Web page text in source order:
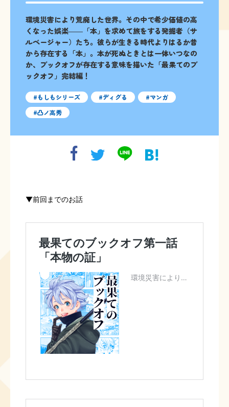
環境災害により荒廃した世界。その中で希少価値の高
くなった娯楽――「本」を求めて旅をする発掘者（サ
ルベージャー）たち。彼らが生きる時代よりはるか昔
から存在する「本」。本が死ぬときとは一体いつなの
か、ブックオフが存在する意味を描いた「最果てのブ
ックオフ」完結編！
もしもシリーズ ディグる
マンガ
凸ノ高秀
▼前回までのお話